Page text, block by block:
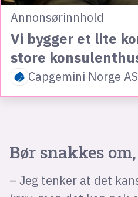
Annonsørinnhold
Vi bygger et lite
store
Capgemini Norge AS
Bør snakkes
– Jeg tenker at det